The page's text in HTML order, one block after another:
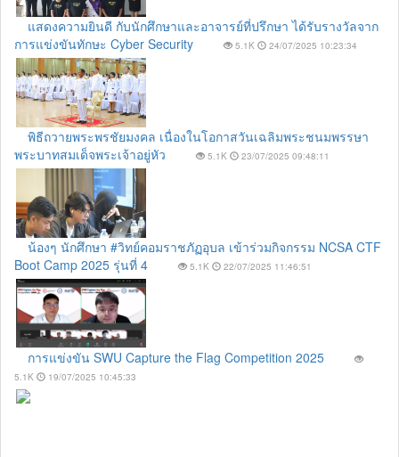
แสดงความยินดี กับนักศึกษาและอาจารย์ที่ปรึกษา ได้รับรางวัลจาก
การแข่งขันทักษะ Cyber Security
5.1K 24/07/2025 10:23:34
พิธีถวายพระพรชัยมงคล เนื่องในโอกาสวันเฉลิมพระชนมพรรษา
พระบาทสมเด็จพระเจ้าอยู่หัว
5.1K 23/07/2025 09:48:11
น้องๆ นักศึกษา #วิทย์คอมราชภัฏอุบล เข้าร่วมกิจกรรม NCSA CTF
Boot Camp 2025 รุ่นที่ 4
5.1K 22/07/2025 11:46:51
การแข่งขัน SWU Capture the Flag Competition 2025
5.1K 19/07/2025 10:45:33